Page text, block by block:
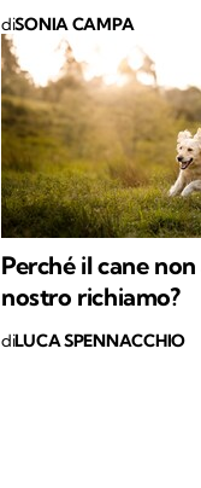
diSONIA CAMPA
Perché il cane
nostro richiamo?
diLUCA SPENNACCHIO